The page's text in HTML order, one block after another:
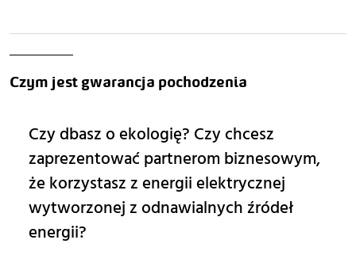
Czym jest gwarancja pochodzenia
Czy dbasz o ekologię? Czy chcesz
zaprezentować partnerom biznesowym, ​​​
że korzystasz z energii elektrycznej
wytworzonej z odnawialnych źródeł
energii?